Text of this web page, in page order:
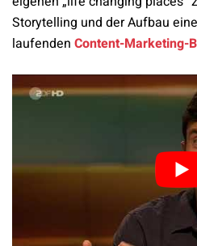
Storytelling und der Aufbau
laufenden Content-Marketing-